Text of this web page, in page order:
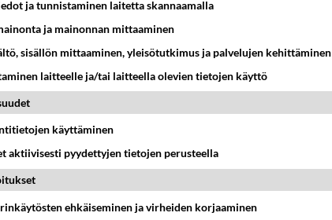
paljastaa tunteensa ja kysyy hämmentyneenä: Miten
epidemia?
Mahadura jakoi kuvan isästään - Äiti rakastui lomalla Sri
lapsuudestaan - Kokenut, miltä kaiken
ja tunnistaminen laitetta skannaamalla
ja mainonnan mittaaminen
sisällön mittaaminen, yleisötutkimus ja palvelujen kehittäminen
laitteelle ja/tai laitteella olevien tietojen käyttö
käyttäminen
aktiivisesti pyydettyjen tietojen perusteella
ehkäiseminen ja virheiden korjaaminen